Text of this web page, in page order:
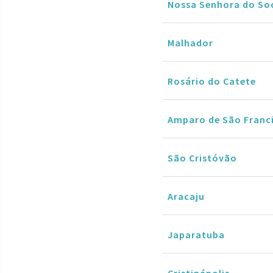
Nossa Senhora do
Malhador
Rosário do Catete
Amparo de São
São Cristóvão
Aracaju
Japaratuba